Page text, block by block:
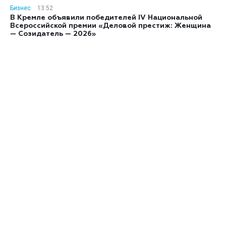
Бизнес
13:52
В Кремле объявили победителей IV Национальной
Всероссийской премии «Деловой престиж: Женщина
— Созидатель — 2026»